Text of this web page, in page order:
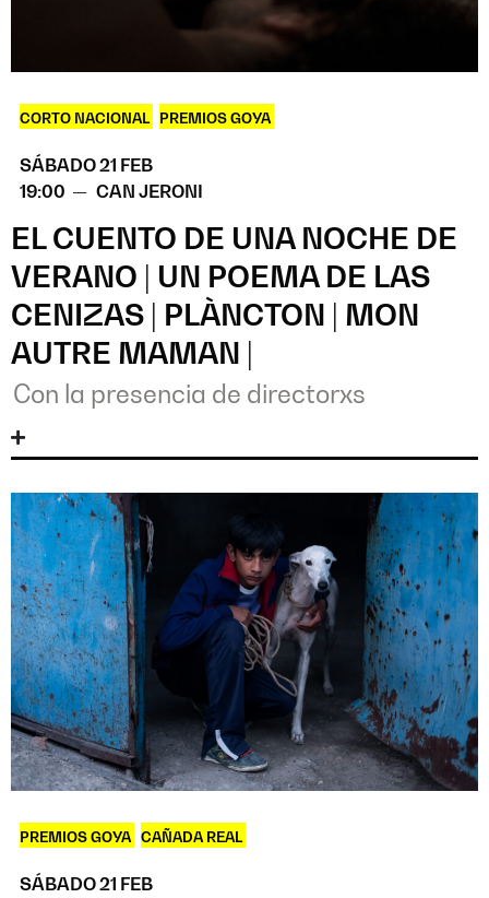
CORTO NACIONAL PREMIOS GOYA
SÁBADO 21 FEB
19:00 — CAN JERONI
EL CUENTO DE UNA NOCHE DE
VERANO | UN POEMA DE LAS
CENIZAS | PLÀNCTON | MON
AUTRE MAMAN |
Con la presencia de directorxs
PREMIOS GOYA CAÑADA REAL
SÁBADO 21 FEB